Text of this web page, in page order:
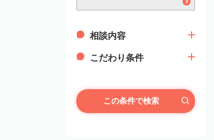
相談内容
こだわり条件
この条件で検索